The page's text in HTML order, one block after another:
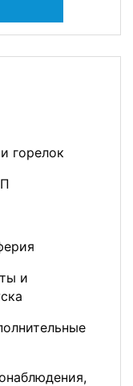
горелок
и